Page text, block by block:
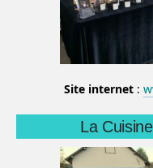
Site internet :
La